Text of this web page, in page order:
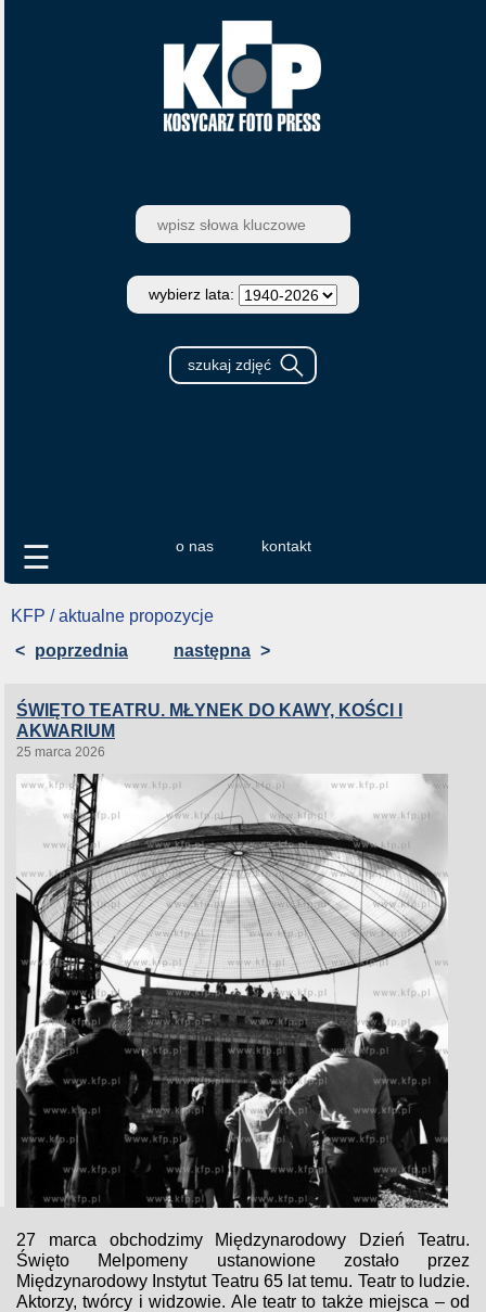
wybierz lata:
o nas kontakt
☰
KFP / aktualne propozycje
< poprzednia następna >
ŚWIĘTO TEATRU. MŁYNEK DO KAWY, KOŚCI I
AKWARIUM
25 marca 2026
27 marca obchodzimy Międzynarodowy Dzień Teatru.
Święto Melpomeny ustanowione zostało przez
Międzynarodowy Instytut Teatru 65 lat temu. Teatr to ludzie.
Aktorzy, twórcy i widzowie. Ale teatr to także miejsca – od